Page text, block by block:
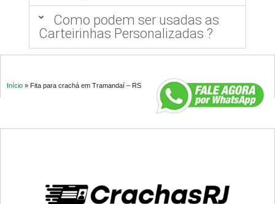
Como podem ser usadas as
Carteirinhas Personalizadas ?
Início » Fita para crachá em Tramandaí – RS